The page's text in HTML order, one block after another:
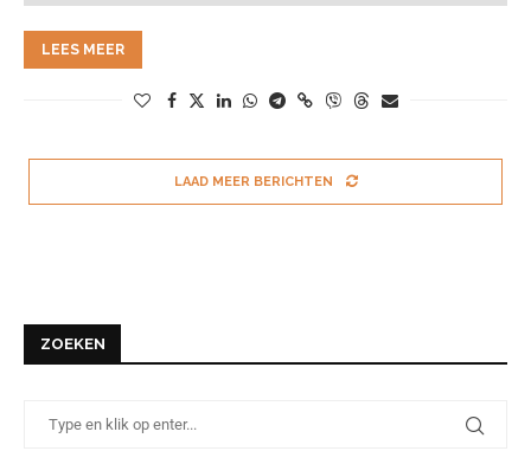
LEES MEER
LAAD MEER BERICHTEN
ZOEKEN